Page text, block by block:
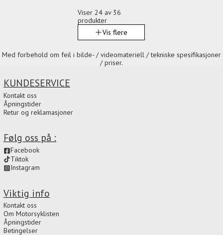
Viser24 av 36
produkter
Vis flere
Med forbehold om feil i bilde- / videomateriell / tekniske spesifikasjoner
/ priser.
Viktig info
Kontakt oss
Om Motorsyklisten
Åpningstider
Betingelser
Følg oss på :
Facebook
Tiktok
Instagram
KUNDESERVICE
Kontakt oss
Åpningstider
Retur og reklamasjoner